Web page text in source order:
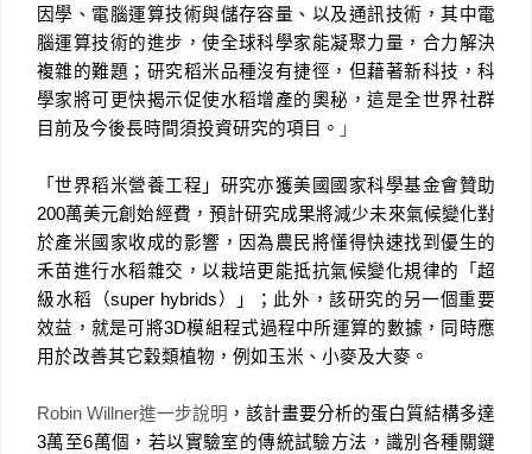
因學、電腦運算技術與儲存容量、以及通訊技術 ，其中電
腦運算技術的進步，使全球科學家能凝聚力量，合力解決
複雜的難題；研究稻米品種沒有捷徑，但藉著新科技，科
學家將可更快揭示促使水稻增產的奧秘，這是全世界社群
目前及今後長時間須投資研究的項目。 」
「世界稻米營養工程」研究亦獲美國國家科學基金會贊助
200萬美元創始經費，預計研究成果將減少未來氣候變化對
於產米國家收成的影響，因為農民將懂得快速找到優生的
禾苗進行水稻雜交，以栽培更能抵抗氣候變化規律的「超
級水稻（super hybrids ）」；此外，該研究的另一個重要
效益，就是可將3D模組程式過程中所運算的數據，同時應
用於改善其它穀類植物，例如玉米、小麥及大麥。
Robin Willner進一步說明 ，該計畫要分析的蛋白質結構多達
3萬至6萬個，若以實驗室的傳統試驗方法，識別各種關鍵